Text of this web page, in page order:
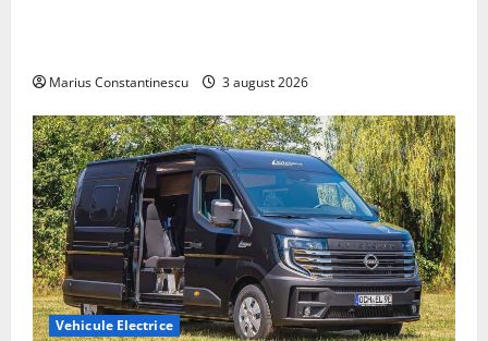
Marius Constantinescu 3 august 2026
Vehicule Electrice